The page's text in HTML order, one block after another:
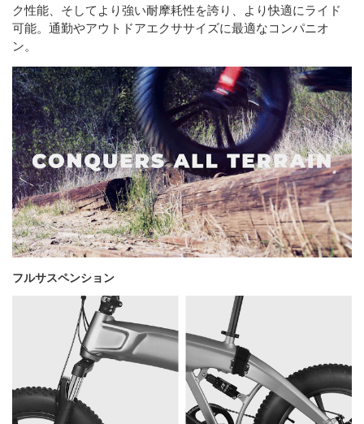
ク性能、そしてより強い耐摩耗性を誇り、より快適にライド
可能。通勤やアウトドアエクササイズに最適なコンパニオ
ン。
フルサスペンション